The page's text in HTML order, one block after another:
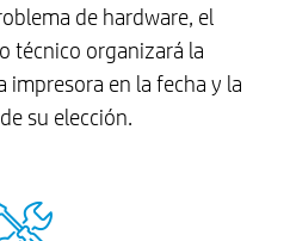
de hardware, el
técnico organizará la
impresora en la fecha y la
su elección.